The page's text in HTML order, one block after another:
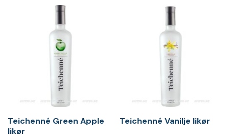
Teichenné Green Apple
likør
Teichenné Vanilje likør